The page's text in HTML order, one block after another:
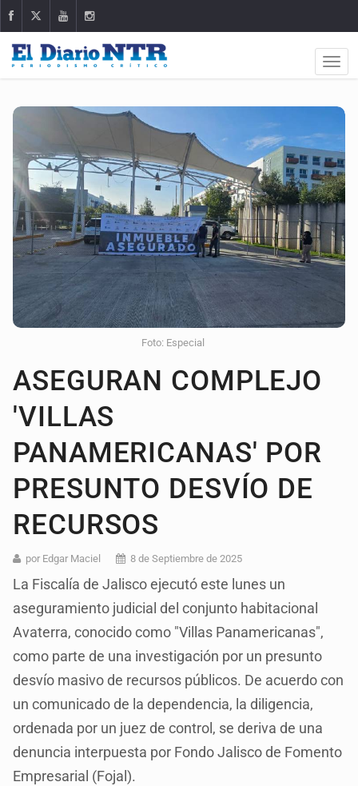
Foto: Especial
ASEGURAN COMPLEJO
'VILLAS
PANAMERICANAS' POR
PRESUNTO DESVÍO DE
RECURSOS
por Edgar Maciel 8 de Septiembre de 2025
La Fiscalía de Jalisco ejecutó este lunes un
aseguramiento judicial del conjunto habitacional
Avaterra, conocido como "Villas Panamericanas",
como parte de una investigación por un presunto
desvío masivo de recursos públicos. De acuerdo con
un comunicado de la dependencia, la diligencia,
ordenada por un juez de control, se deriva de una
denuncia interpuesta por Fondo Jalisco de Fomento
Empresarial (Fojal).